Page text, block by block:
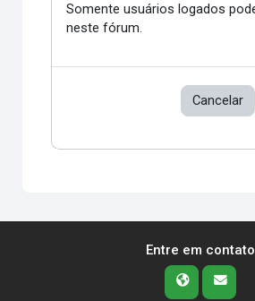
Somente usuários logados
neste fórum.
Cancelar
Entre em contato